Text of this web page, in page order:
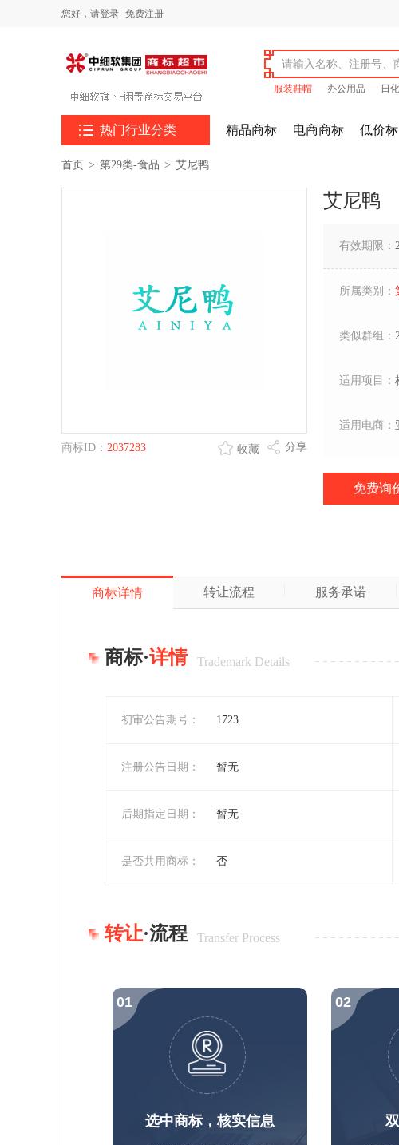
您好， 请登录 免费注册
服装鞋帽 办公用品 日
 热门行业分类 精品商标 电商商标 低价标
首页 > 第29类-食品 > 艾尼鸭
商标ID： 2037283 分享
收藏
艾尼鸭
有效期限：
所属类别：
类似群组：
适用项目：
适用电商：
免费询
商标详情 转让流程 服务承诺
商标·详情 Trademark Details
初审公告期号： 1723
注册公告日期： 暂无
后期指定日期： 暂无
是否共用商标： 否
转让·流程 Transfer Process
选中商标，核实信息